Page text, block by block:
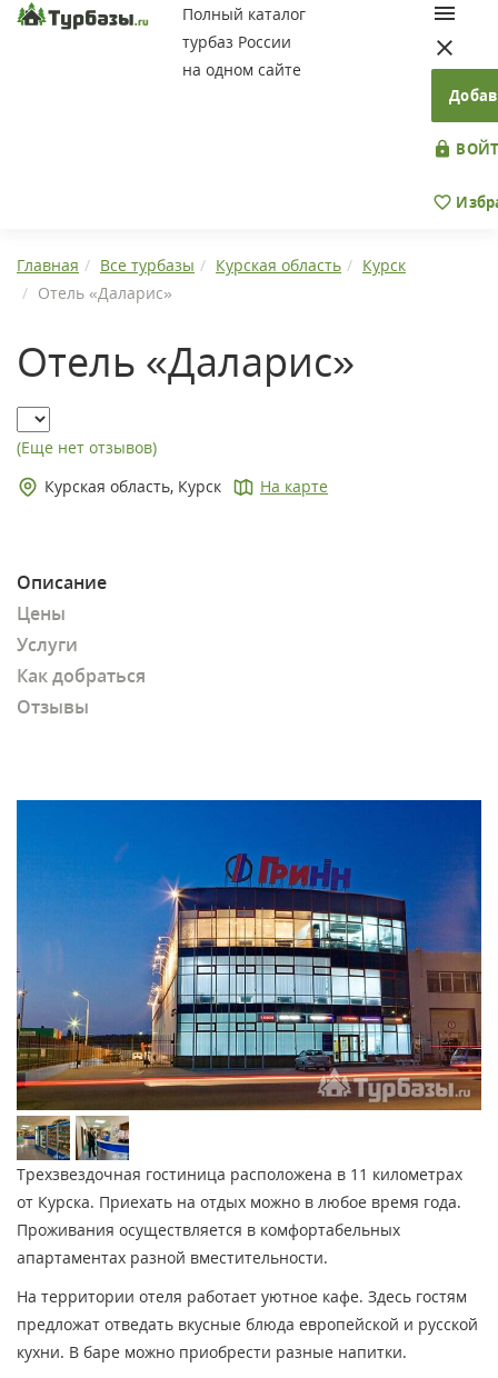
Полный каталог
турбаз России
на одном сайте
Главная Все турбазы Курская область
Курск
Отель «Даларис»
Отель «Даларис»
(Еще нет отзывов)
Курская область, Курск
На карте
Описание
Цены
Услуги
Как добраться
Отзывы
Трехзвездочная гостиница расположена в 11 километрах
от Курска. Приехать на отдых можно в любое время года.
Проживания осуществляется в комфортабельных
апартаментах разной вместительности.
На территории отеля работает уютное кафе. Здесь гостям
предложат отведать вкусные блюда европейской и русской
кухни. В баре можно приобрести разные напитки.